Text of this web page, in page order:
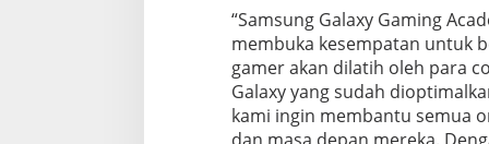
“Samsung Galaxy Gaming
membuka kesempatan untuk
gamer akan dilatih oleh para
Galaxy yang sudah
kami ingin membantu semua